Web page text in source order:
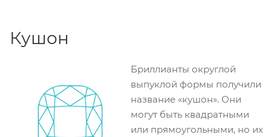
Кушон
Бриллианты округлой
выпуклой формы получили
название «кушон». Они
могут быть квадратными
или прямоугольными, но их